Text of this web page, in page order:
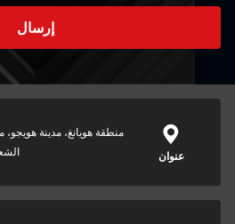
إرسال
عنوان
منطقة هويانغ، مدينة